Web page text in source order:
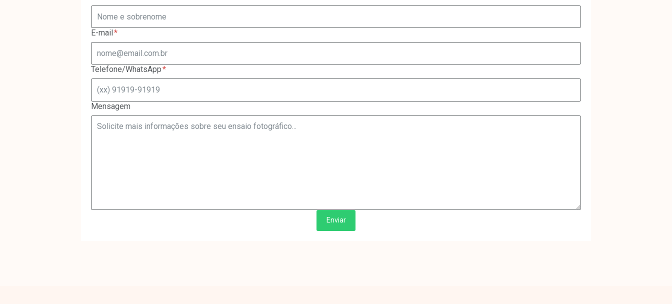
E-mail
Telefone/WhatsApp
Mensagem
Enviar